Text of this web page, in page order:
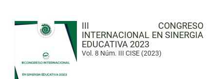
III CONGRESO
INTERNACIONAL EN SINERGIA
EDUCATIVA 2023
Vol. 8 Núm. III CISE (2023)